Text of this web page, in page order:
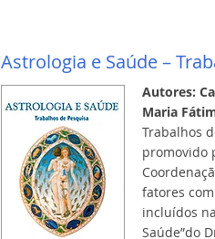
Astrologia e Saúde –
Autores:
Maria
Trabalhos
promovido
fatores
incluídos
Saúde”do